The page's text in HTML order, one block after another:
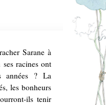
Sarane à
racines ont
années ? La
les bonheurs
ils tenir